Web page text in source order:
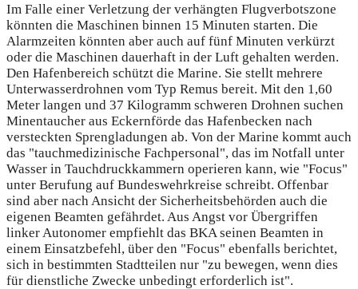
Im Falle einer Verletzung der verhängten Flugverbotszone
könnten die Maschinen binnen 15 Minuten starten. Die
Alarmzeiten könnten aber auch auf fünf Minuten verkürzt
oder die Maschinen dauerhaft in der Luft gehalten werden.
Den Hafenbereich schützt die Marine. Sie stellt mehrere
Unterwasserdrohnen vom Typ Remus bereit. Mit den 1,60
Meter langen und 37 Kilogramm schweren Drohnen suchen
Minentaucher aus Eckernförde das Hafenbecken nach
versteckten Sprengladungen ab. Von der Marine kommt auch
das "tauchmedizinische Fachpersonal", das im Notfall unter
Wasser in Tauchdruckkammern operieren kann, wie "Focus"
unter Berufung auf Bundeswehrkreise schreibt. Offenbar
sind aber nach Ansicht der Sicherheitsbehörden auch die
eigenen Beamten gefährdet. Aus Angst vor Übergriffen
linker Autonomer empfiehlt das BKA seinen Beamten in
einem Einsatzbefehl, über den "Focus" ebenfalls berichtet,
sich in bestimmten Stadtteilen nur "zu bewegen, wenn dies
für dienstliche Zwecke unbedingt erforderlich ist".